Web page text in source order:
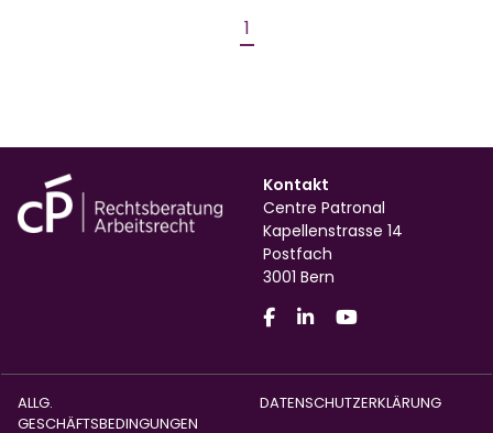
1
Kontakt
Centre Patronal
Kapellenstrasse 14
Postfach
3001 Bern
ALLG.
GESCHÄFTSBEDINGUNGEN
DATENSCHUTZERKLÄRUNG